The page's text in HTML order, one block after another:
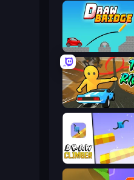
Draw Bridge
Toy Rider
Draw Climber